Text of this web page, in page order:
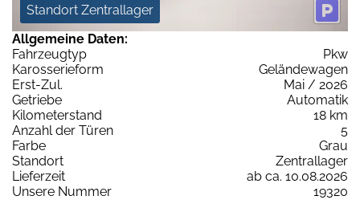
Standort Zentrallager
Allgemeine Daten:
Fahrzeugtyp
Pkw
Karosserieform
Geländewagen
Erst-Zul.
Mai / 2026
Getriebe
Automatik
Kilometerstand
18 km
Anzahl der Türen
5
Farbe
Grau
Standort
Zentrallager
Lieferzeit
ab ca. 10.08.2026
Unsere Nummer
19320